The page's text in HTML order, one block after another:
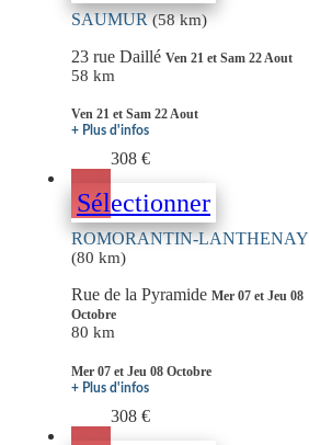
SAUMUR(58 km)
23 rue Daillé Ven 21 et Sam 22 Aout
58 km
Ven 21 et Sam 22 Aout
+ Plus d'infos
308 €
Sélectionner
ROMORANTIN-LANTHENAY
(80 km)
Rue de la Pyramide Mer 07 et Jeu 08
Octobre
80 km
Mer 07 et Jeu 08 Octobre
+ Plus d'infos
308 €